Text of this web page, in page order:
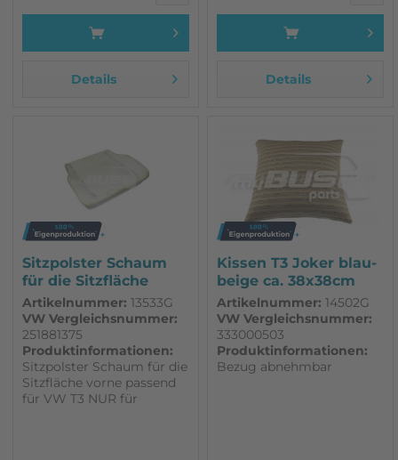
Details Details
Sitzpolster Schaum
für die Sitzfläche
vorne...
Artikelnummer: 13533G
VW Vergleichsnummer:
251881375
Produktinformationen:
Sitzpolster Schaum für die
Sitzfläche vorne passend
für VW T3 NUR für
Kissen T3 Joker blau-
beige ca. 38x38cm
passend...
Artikelnummer: 14502G
VW Vergleichsnummer:
333000503
Produktinformationen:
Bezug abnehmbar